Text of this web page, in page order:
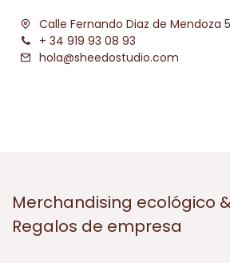
Calle Fernando Diaz de Mendoza
+ 34 919 93 08 93
hola@sheedostudio.com
Merchandising ecológico
Regalos de empresa